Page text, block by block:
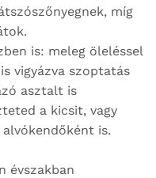
míg
is: meleg öleléssel
vigyázva szoptatás
asztalt is
a kicsit, vagy
is.
évszakban